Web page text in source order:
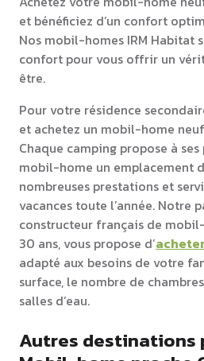
et bénéficiez d’un confort
Nos mobil-homes IRM Habitat
confort pour vous offrir un
être.
Pour votre résidence
et achetez un mobil-home
Chaque camping propose à
mobil-home un emplacement
nombreuses prestations et
vacances toute l’année. Notre
constructeur français de
30 ans, vous propose d’
adapté aux besoins de votre
surface, le nombre de
salles d’eau.
Autres destinations